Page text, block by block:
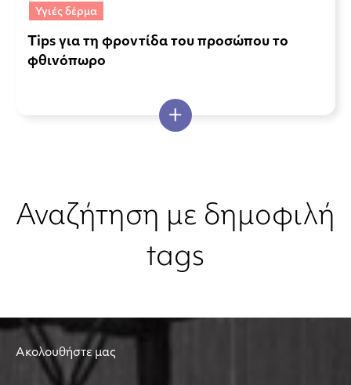
Υγιές δέρμα
Tips για τη φροντίδα του προσώπου το
φθινόπωρο
Αναζήτηση με δημοφιλή
tags
Ακολουθήστε μας